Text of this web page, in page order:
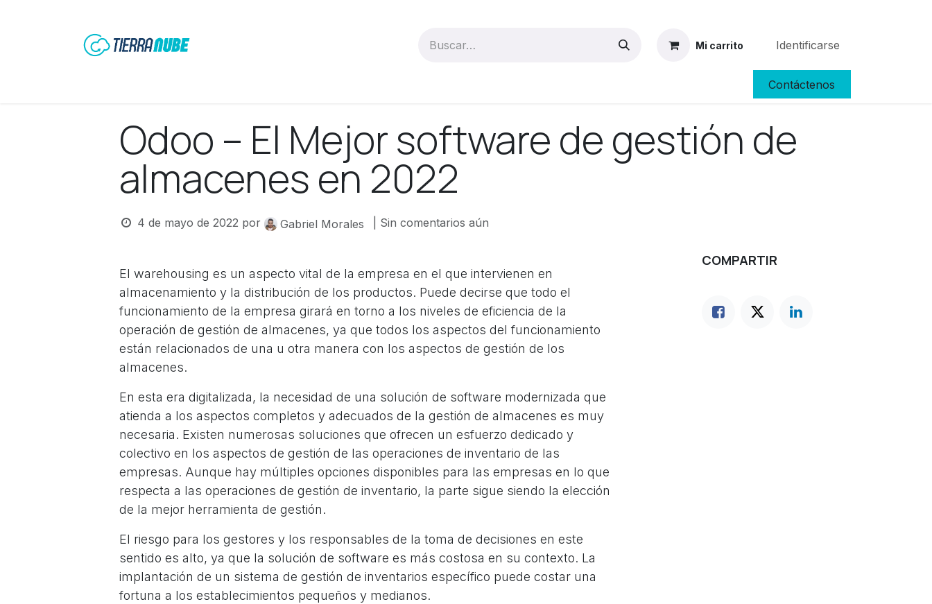
Mi carrito Identificarse
Productos Tecnológicos: Computadoras,
Contáctenos
Odoo – El Mejor software de gestión de
almacenes en 2022
4 de mayo de 2022 por Gabriel Morales | Sin comentarios aún
El warehousing es un aspecto vital de la empresa en el que intervienen en
almacenamiento y la distribución de los productos. Puede decirse que todo el
funcionamiento de la empresa girará en torno a los niveles de eficiencia de la
operación de gestión de almacenes, ya que todos los aspectos del funcionamiento
están relacionados de una u otra manera con los aspectos de gestión de los
almacenes.
En esta era digitalizada, la necesidad de una solución de software modernizada que
atienda a los aspectos completos y adecuados de la gestión de almacenes es muy
necesaria. Existen numerosas soluciones que ofrecen un esfuerzo dedicado y
colectivo en los aspectos de gestión de las operaciones de inventario de las
empresas. Aunque hay múltiples opciones disponibles para las empresas en lo que
respecta a las operaciones de gestión de inventario, la parte sigue siendo la elección
de la mejor herramienta de gestión.
El riesgo para los gestores y los responsables de la toma de decisiones en este
sentido es alto, ya que la solución de software es más costosa en su contexto. La
implantación de un sistema de gestión de inventarios específico puede costar una
fortuna a los establecimientos pequeños y medianos.
COMPARTIR